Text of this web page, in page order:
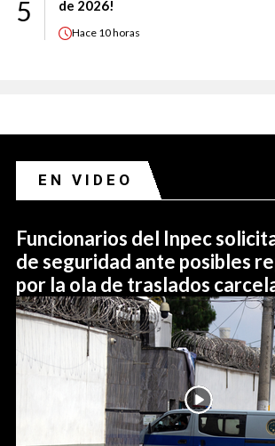
5
de 2026!
Hace 10 horas
EN VIDEO
Funcionarios del Inpec
de seguridad ante posibles
por la ola de traslados